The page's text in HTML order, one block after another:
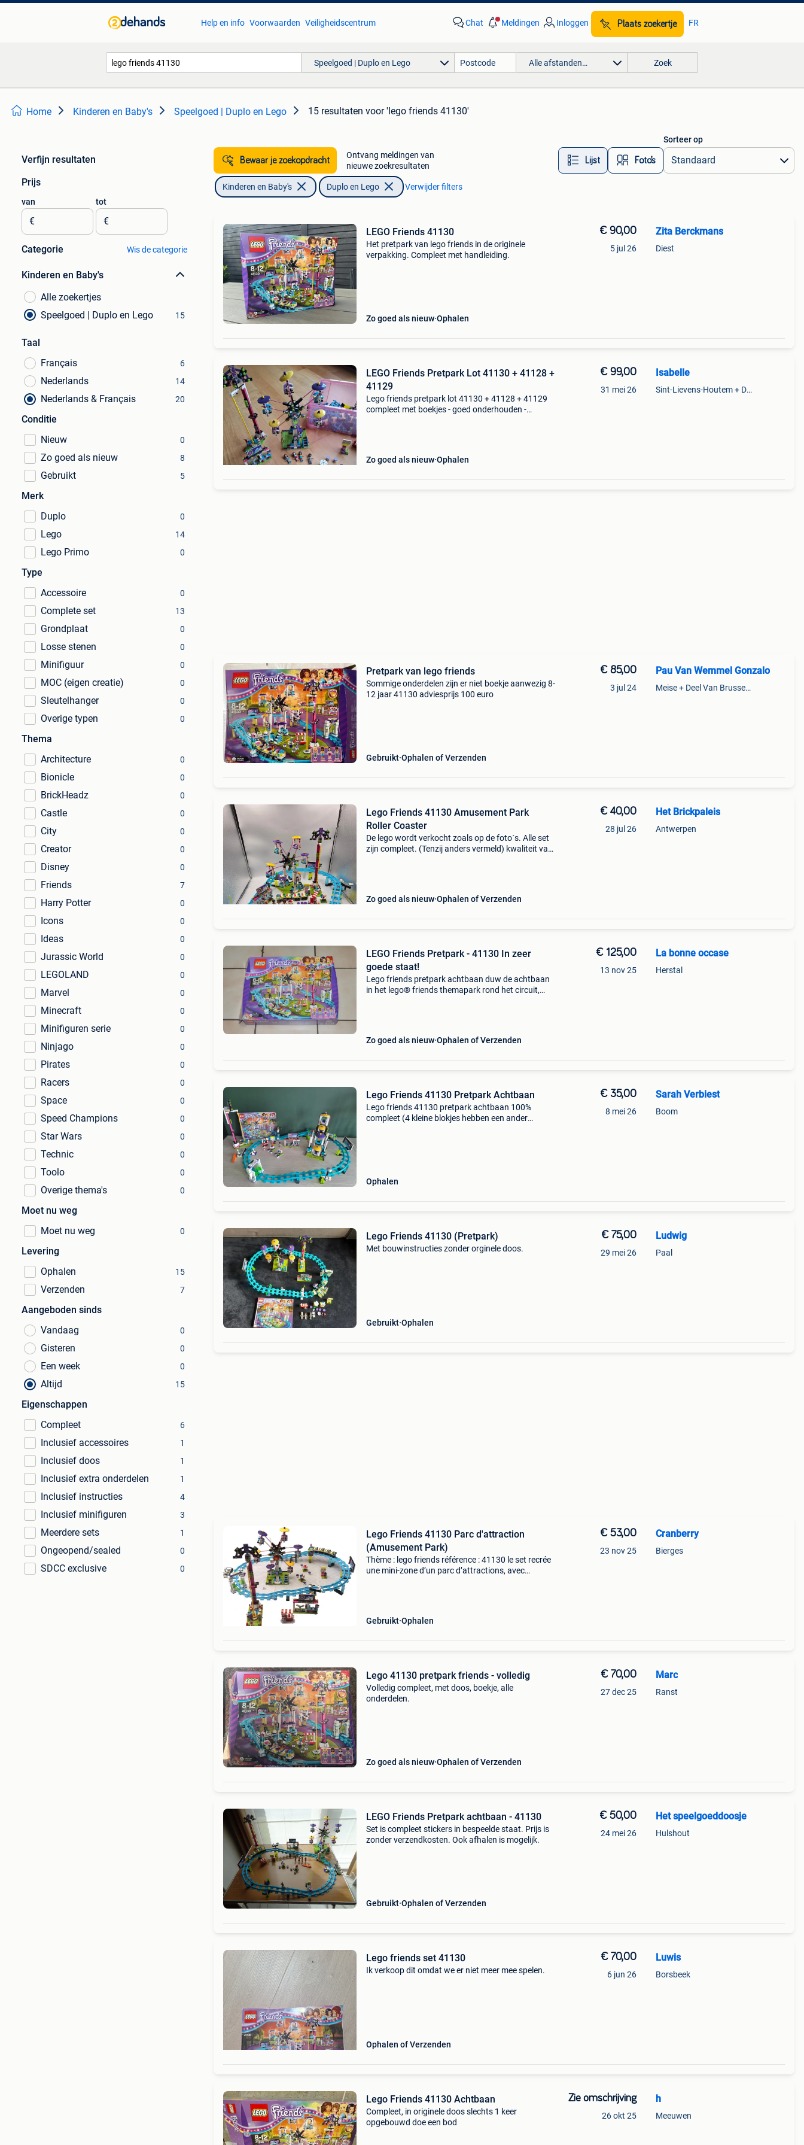
Help en info Voorwaarden Veiligheidscentrum Chat Meldingen Inloggen Plaats zoekertje FR
Speelgoed | Duplo en Lego Alle afstanden… Zoek
Home Kinderen en Baby's Speelgoed | Duplo en Lego 15 resultaten voor 'lego friends 41130'
Verfijn resultaten
Prijs
van
€
tot
€
Categorie Wis de categorie
Kinderen en Baby's
Alle zoekertjes
Speelgoed | Duplo en Lego
15
Taal
Français
6
Nederlands 14
Nederlands & Français 20
Conditie
Nieuw
0
Zo goed als nieuw 8
Gebruikt 5
Merk
Duplo
0
Lego 14
Lego Primo 0
Type
Accessoire
0
Complete set 13
Grondplaat 0
Losse stenen 0
Minifiguur 0
MOC (eigen creatie) 0
Sleutelhanger 0
Overige typen 0
Thema
Architecture
0
Bionicle 0
BrickHeadz 0
Castle 0
City 0
Creator 0
Disney 0
Friends 7
Harry Potter 0
Icons 0
Ideas 0
Jurassic World 0
LEGOLAND 0
Marvel 0
Minecraft 0
Minifiguren serie 0
Ninjago 0
Pirates 0
Racers 0
Space 0
Speed Champions 0
Star Wars 0
Technic 0
Toolo 0
Overige thema's 0
Moet nu weg
Moet nu weg
0
Levering
Ophalen
15
Verzenden 7
Aangeboden sinds
Vandaag
0
Gisteren 0
Een week 0
Altijd 15
Eigenschappen
Compleet
6
Inclusief accessoires 1
Inclusief doos 1
Inclusief extra onderdelen 1
Inclusief instructies 4
Inclusief minifiguren 3
Meerdere sets 1
Ongeopend/sealed 0
SDCC exclusive 0
Bewaar je zoekopdracht
Ontvang meldingen van
nieuwe zoekresultaten
Lijst Foto’s
Sorteer op
Kinderen en Baby's Duplo en Lego Verwijder filters
LEGO Friends 41130
Het pretpark van lego friends in de originele
verpakking. Compleet met handleiding.
Zo goed als nieuw Ophalen
€ 90,00
5 jul 26
Zita Berckmans
Diest
LEGO Friends Pretpark Lot 41130 + 41128 +
41129
Lego friends pretpark lot 41130 + 41128 + 41129
compleet met boekjes - goed onderhouden -
Zo goed als nieuw Ophalen
€ 99,00
31 mei 26
Isabelle
Sint-Lievens-Houtem + Deel Oombergen
Pretpark van lego friends
Sommige onderdelen zijn er niet boekje aanwezig 8-
12 jaar 41130 adviesprijs 100 euro
Gebruikt Ophalen of Verzenden
€ 85,00
3 jul 24
Pau Van Wemmel Gonzalo
Meise + Deel Van Brussegem
Lego Friends 41130 Amusement Park
Roller Coaster
De lego wordt verkocht zoals op de foto´s. Alle set
zijn compleet. (Tenzij anders vermeld) kwaliteit van
Zo goed als nieuw Ophalen of Verzenden
€ 40,00
28 jul 26
Het Brickpaleis
Antwerpen
LEGO Friends Pretpark - 41130 In zeer
goede staat!
Lego friends pretpark achtbaan duw de achtbaan
in het lego® friends themapark rond het circuit,
Zo goed als nieuw Ophalen of Verzenden
€ 125,00
13 nov 25
La bonne occase
Herstal
Lego Friends 41130 Pretpark Achtbaan
Lego friends 41130 pretpark achtbaan 100%
compleet (4 kleine blokjes hebben een ander
Ophalen
€ 35,00
8 mei 26
Sarah Verbiest
Boom
Lego Friends 41130 (Pretpark)
Met bouwinstructies zonder orginele doos.
Gebruikt Ophalen
€ 75,00
29 mei 26
Ludwig
Paal
Lego Friends 41130 Parc d'attraction
(Amusement Park)
Thème : lego friends référence : 41130 le set recrée
une mini-zone d’un parc d’attractions, avec
Gebruikt Ophalen
€ 53,00
23 nov 25
Cranberry
Bierges
Lego 41130 pretpark friends - volledig
Volledig compleet, met doos, boekje, alle
onderdelen.
Zo goed als nieuw Ophalen of Verzenden
€ 70,00
27 dec 25
Marc
Ranst
LEGO Friends Pretpark achtbaan - 41130
Set is compleet stickers in bespeelde staat. Prijs is
zonder verzendkosten. Ook afhalen is mogelijk.
Gebruikt Ophalen of Verzenden
€ 50,00
24 mei 26
Het speelgoeddoosje
Hulshout
Lego friends set 41130
Ik verkoop dit omdat we er niet meer mee spelen.
Ophalen of Verzenden
€ 70,00
6 jun 26
Luwis
Borsbeek
Lego Friends 41130 Achtbaan
Compleet, in originele doos slechts 1 keer
opgebouwd doe een bod
Zie omschrijving
26 okt 25
h
Meeuwen